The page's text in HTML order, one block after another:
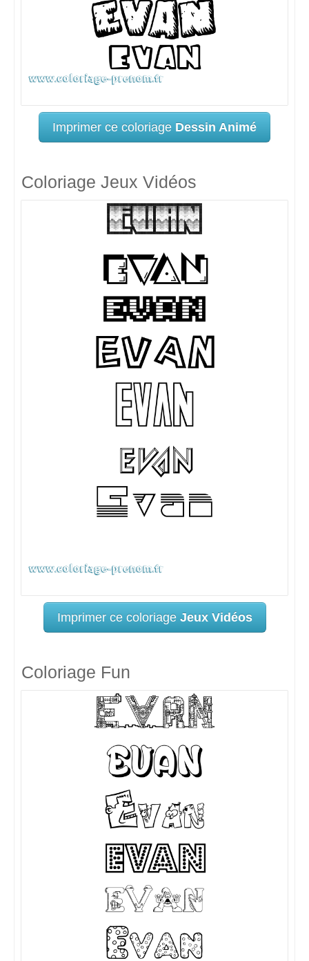
Imprimer ce coloriage Dessin Animé
Coloriage Jeux Vidéos
Imprimer ce coloriage Jeux Vidéos
Coloriage Fun